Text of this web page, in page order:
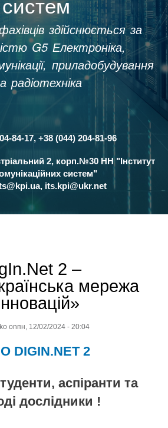
систем
здійснюється за
G5 Електроніка,
приладобудування
радіотехніка
84-17, +38 (044) 204-81-96
2, корп.№30 НН "Інститут
систем"
, its.kpi@ukr.net
2 –
мережа
onпн, 12/02/2024 - 20:04
DIGIN.NET 2
аспіранти та
дослідники !